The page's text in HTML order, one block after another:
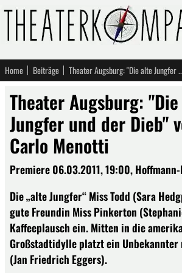
Home Beiträge Theater Augsburg: "Die alte
Theater Augsburg:
Jungfer und der Dieb"
Carlo Menotti
Premiere 06.03.2011, 19:00,
Die „alte Jungfer“ Miss Todd (Sara
gute Freundin Miss Pinkerton
Kaffeeplausch ein. Mitten in die
Großstadtidylle platzt ein Unbekannter
(Jan Friedrich Eggers).